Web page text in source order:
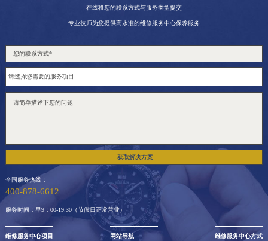
在线将您的联系方式与服务类型提交
专业技师为您提供高水准的维修服务中心保养服务
获取解决方案
全国服务热线：
400-878-6612
服务时间：早9：00-19:30（节假日正常营业）
维修服务中心项目 网站导航 维修服务中心方式